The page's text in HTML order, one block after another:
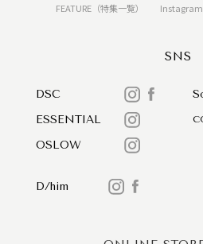
FEATURE（特集一覧）
Instagram
SNS
DSC
ESSENTIAL
OSLOW
D/him